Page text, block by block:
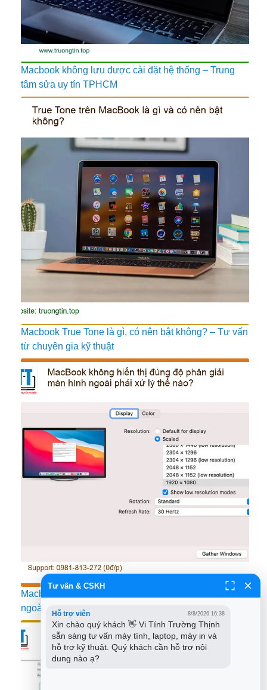
Macbook không lưu được cài đặt hệ thống – Trung
tâm sửa uy tín TPHCM
Macbook True Tone là gì, có nên bật không? – Tư vấn
từ chuyên gia kỹ thuật
Macbook không hiển thị đúng độ phân giải màn hình
ngoài – Xử lý nhanh
Tư vấn & CSKH
Hỗ trợ viên 8/8/2026 16:38
Xin chào quý khách 👋 Vi Tính Trường Thịnh
sẵn sàng tư vấn máy tính, laptop, máy in và
hỗ trợ kỹ thuật. Quý khách cần hỗ trợ nội
dung nào ạ?